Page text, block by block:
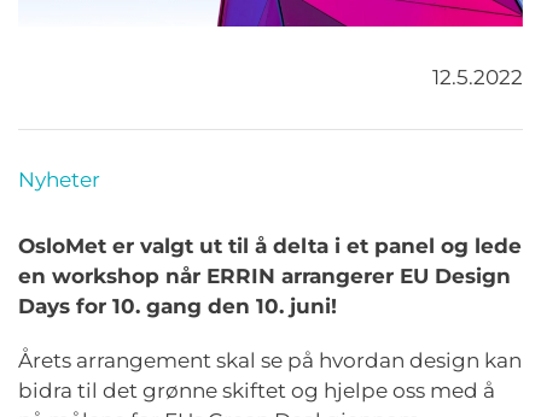
12.5.2022
Nyheter
OsloMet er valgt ut til å delta i et panel og lede
en workshop når ERRIN arrangerer EU Design
Days for 10. gang den 10. juni!
Årets arrangement skal se på hvordan design kan
bidra til det grønne skiftet og hjelpe oss med å